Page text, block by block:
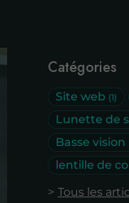
Catégories
Site web (1)
Lunette de
Basse vision
lentille de
Tous les